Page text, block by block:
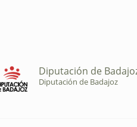
Diputación de
Diputación de Badajoz